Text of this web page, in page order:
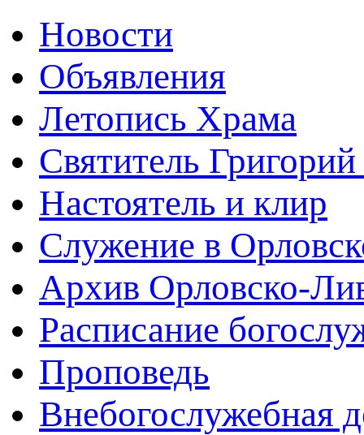
Новости
Объявления
Летопись Храма
Святитель
Настоятель и клир
Служение в
Архив Орловско-
Расписание
Проповедь
Внебогослужебная